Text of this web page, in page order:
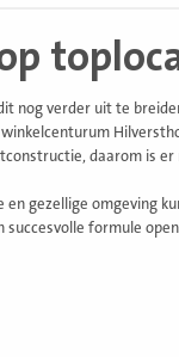
nog verder uit te
daarom is
gezellige omgeving
formule